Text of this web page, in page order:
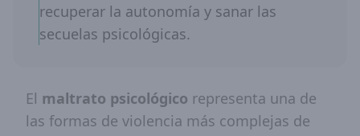
recuperar la autonomía y sanar las
secuelas psicológicas.
El maltrato psicológico representa una de
las formas de violencia más complejas de